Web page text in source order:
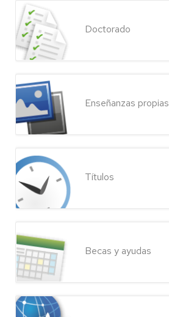
Doctorado
Enseñanzas propias
Títulos
Becas y ayudas